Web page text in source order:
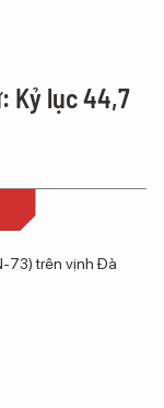
Kỷ lục 44,7